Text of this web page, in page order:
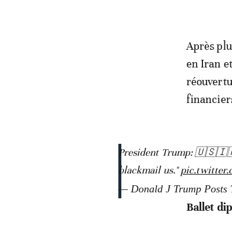
Après
en Iran
President Trump: 🇺🇸🇮🇷
blackmail us."
— Donald J Trump Posts
Ballet